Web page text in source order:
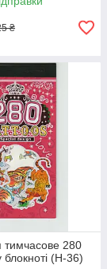
₴
тимчасове 280
(H-36)